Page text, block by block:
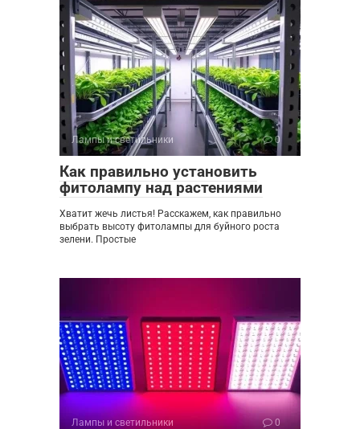
Лампы и светильники 0
Как правильно установить
фитолампу над растениями
Хватит жечь листья! Расскажем, как правильно
выбрать высоту фитолампы для буйного роста
зелени. Простые
Лампы и светильники 0